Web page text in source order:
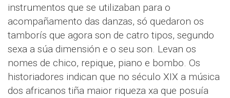
instrumentos que se utilizaban para o
acompañamento das danzas, só quedaron os
tamborís que agora son de catro tipos, segundo
sexa a súa dimensión e o seu son. Levan os
nomes de chico, repique, piano e bombo. Os
historiadores indican que no século XIX a música
dos africanos tiña maior riqueza xa que posuía